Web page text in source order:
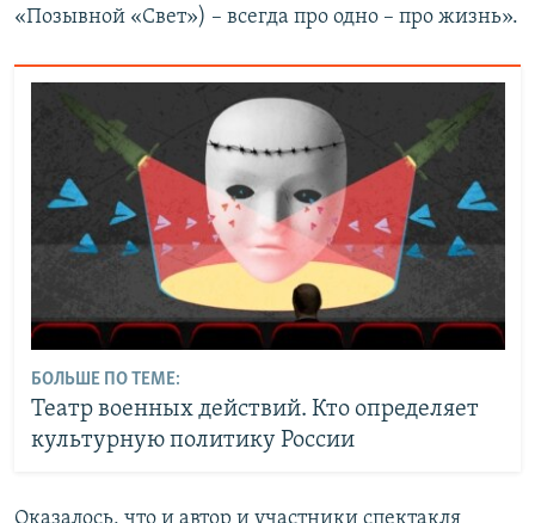
«Позывной «Свет») – всегда про одно – про жизнь».
БОЛЬШЕ ПО ТЕМЕ:
Театр военных действий. Кто определяет
культурную политику России